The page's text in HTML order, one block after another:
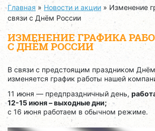
Главная » Новости и акции »Изменение
связи с Днём России
ИЗМЕНЕНИЕ ГРАФИКА
С ДНЁМ РОССИИ
В связи с предстоящим праздником
изменяется график работы нашей
11 июня — предпраздничный день,
12-15 июня – выходные дни;
с 16 июня работаем в обычном режиме.